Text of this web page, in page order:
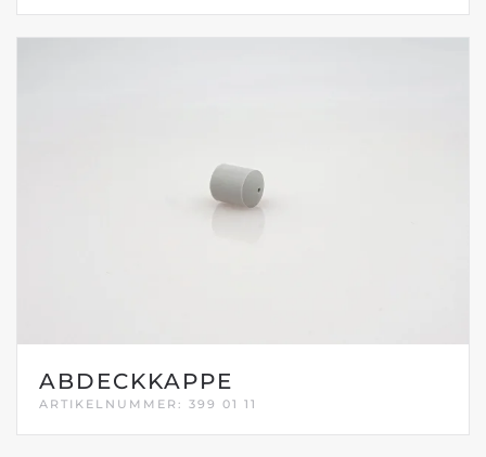
ABDECKKAPPE
ARTIKELNUMMER: 399 01 11